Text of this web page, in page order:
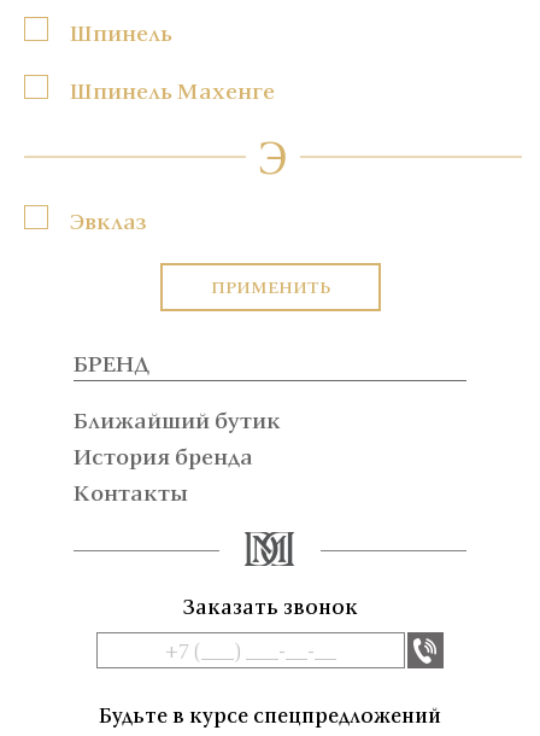
Шпинель
Шпинель Махенге
Э
Эвклаз
ПРИМЕНИТЬ
БРЕНД
Ближайший бутик
История бренда
Контакты
Заказать звонок
Будьте в курсе спецпредложений